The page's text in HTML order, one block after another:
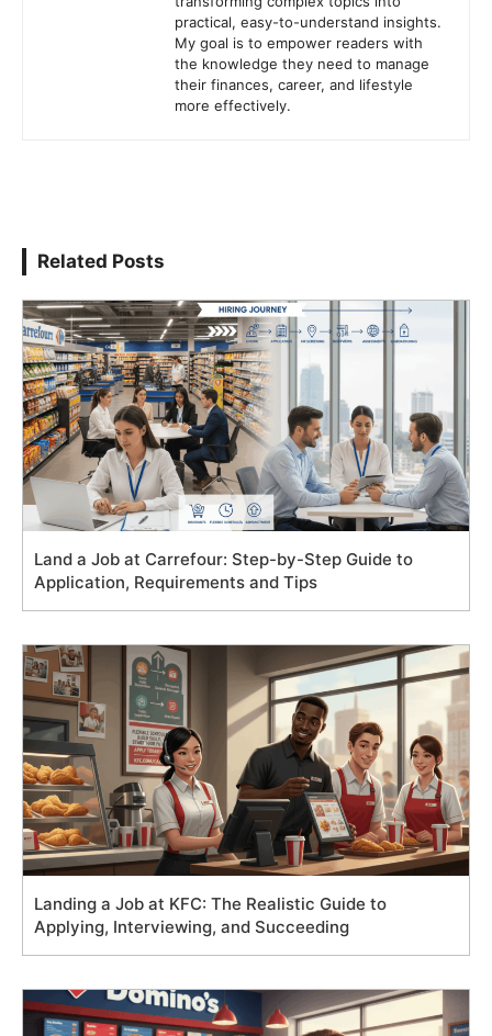
practical, easy-to-understand insights.
My goal is to empower readers with
the knowledge they need to manage
their finances, career, and lifestyle
more effectively.
Related Posts
Land a Job at Carrefour: Step-by-Step Guide to
Application, Requirements and Tips
Landing a Job at KFC: The Realistic Guide to
Applying, Interviewing, and Succeeding